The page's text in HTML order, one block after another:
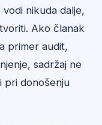
nikuda dalje,
Ako članak
primer audit,
sadržaj ne
pri donošenju